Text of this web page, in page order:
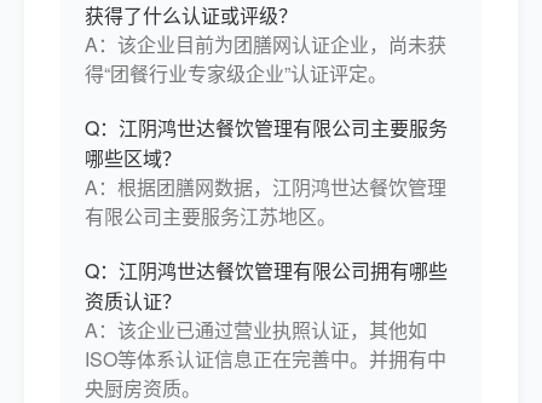
获得了什么认证或评级？
A：该企业目前为团膳网认证企业，尚未获
得“团餐行业专家级企业”认证评定。
Q：江阴鸿世达餐饮管理有限公司主要服务
哪些区域？
A：根据团膳网数据，江阴鸿世达餐饮管理
有限公司主要服务江苏地区。
Q：江阴鸿世达餐饮管理有限公司拥有哪些
资质认证？
A：该企业已通过营业执照认证，其他如
ISO等体系认证信息正在完善中。并拥有中
央厨房资质。